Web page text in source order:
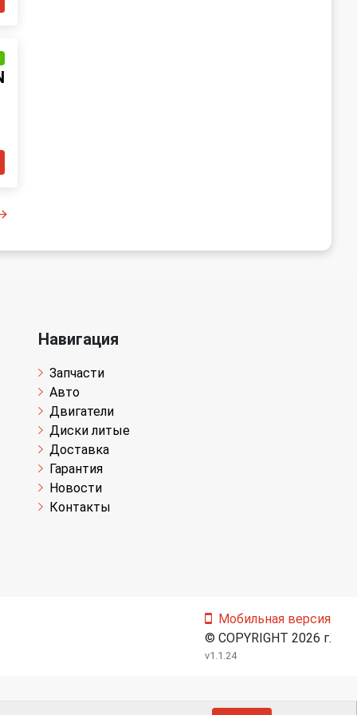
Навигация
Запчасти
Авто
Двигатели
Диски литые
Доставка
Гарантия
Новости
Контакты
Мобильная версия
© COPYRIGHT 2026 г.
v1.1.24